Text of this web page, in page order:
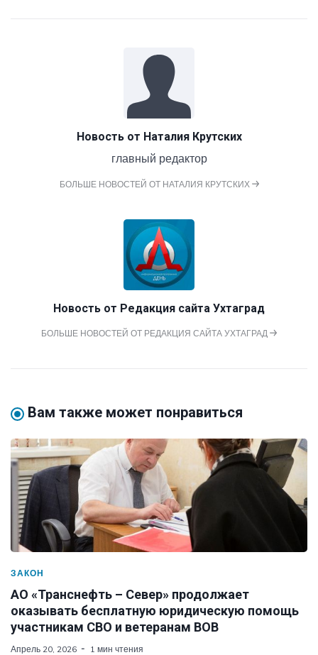
Новость от Наталия Крутских
главный редактор
БОЛЬШЕ НОВОСТЕЙ ОТ НАТАЛИЯ КРУТСКИХ
Новость от Редакция сайта Ухтаград
БОЛЬШЕ НОВОСТЕЙ ОТ РЕДАКЦИЯ САЙТА УХТАГРАД
Вам также может понравиться
ЗАКОН
АО «Транснефть – Север» продолжает
оказывать бесплатную юридическую помощь
участникам СВО и ветеранам ВОВ
Апрель 20, 2026 1 мин чтения